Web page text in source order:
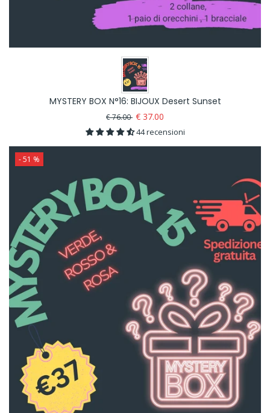
MYSTERY BOX N°16: BIJOUX Desert Sunset
€ 76.00 € 37.00
44 recensioni
- 51 %